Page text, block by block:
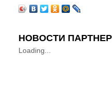
НОВОСТИ
Loading...